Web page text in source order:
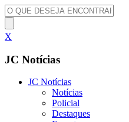
X
JC Notícias
JC Notícias
Notícias
Policial
Destaques